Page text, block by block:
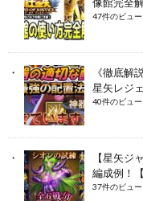
47件のビュー
《徹底解
星矢レジ
40件のビュー
【星矢ジ
編成例！
37件のビュー